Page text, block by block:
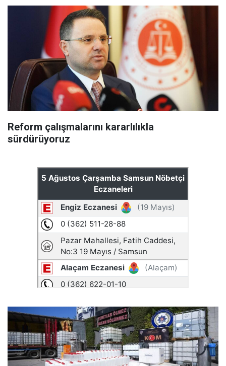
Reform çalışmalarını kararlılıkla
sürdürüyoruz